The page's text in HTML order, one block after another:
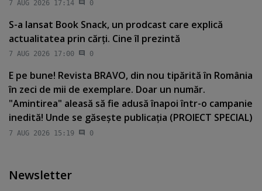
7 AUG 2026 17:14 0
S-a lansat Book Snack, un prodcast care explică
actualitatea prin cărţi. Cine îl prezintă
7 AUG 2026 17:00 0
E pe bune! Revista BRAVO, din nou tipărită în România
în zeci de mii de exemplare. Doar un număr.
"Amintirea" aleasă să fie adusă înapoi într-o campanie
inedită! Unde se găseşte publicaţia (PROIECT SPECIAL)
7 AUG 2026 15:19 0
Newsletter